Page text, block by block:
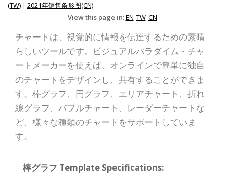
(TW) | 2021年销售条形图(CN)
View this page in:EN TW CN
チャートは、視覚的に情報を伝達するための素晴
らしいツールです。ビジュアルパラダイム・チャ
ートメーカーを使えば、オンラインで簡単に独自
のチャートをデザインし、共有することができま
す。棒グラフ、円グラフ、エリアチャート、折れ
線グラフ、バブルチャート、レーダーチャートな
ど、様々な種類のチャートをサポートしていま
す。
棒グラフ Template Specifications: